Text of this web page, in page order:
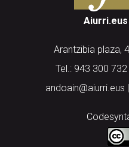
Arantzibia plaza,
Tel.: 943 300
andoain@aiurri.eus